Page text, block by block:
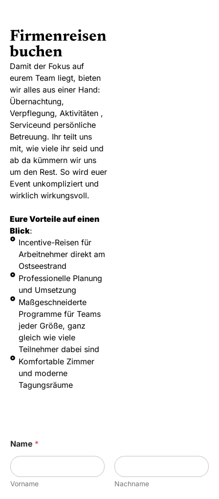
Firmenreisen
buchen
Damit der Fokus auf
eurem Team liegt, bieten
wir alles aus einer Hand:
Übernachtung,
Verpflegung, Aktivitäten ,
Serviceund persönliche
Betreuung. Ihr teilt uns
mit, wie viele ihr seid und
ab da kümmern wir uns
um den Rest. So wird euer
Event unkompliziert und
wirklich wirkungsvoll.
Eure Vorteile auf einen
Blick:
Incentive-Reisen für
Arbeitnehmer direkt am
Ostseestrand
Professionelle Planung
und Umsetzung
Maßgeschneiderte
Programme für Teams
jeder Größe, ganz
gleich wie viele
Teilnehmer dabei sind
Komfortable Zimmer
und moderne
Tagungsräume
Name *
Vorname Nachname